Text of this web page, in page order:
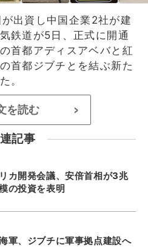
出資し中国企業2社が建
鉄道が5日、正式に開通
首都アディスアベバと紅
首都ジブチとを結ぶ新た
。
を読む >
記事
カ開発会議、安倍首相が3兆
の投資を表明
軍、ジブチに軍事拠点建設へ